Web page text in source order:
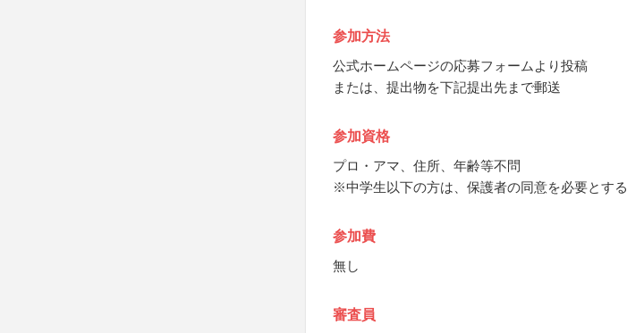
参加方法
公式ホームページの応募フォームより投稿
または、提出物を下記提出先まで郵送
参加資格
プロ・アマ、住所、年齢等不問
※中学生以下の方は、保護者の同意を必要とする
参加費
無し
審査員